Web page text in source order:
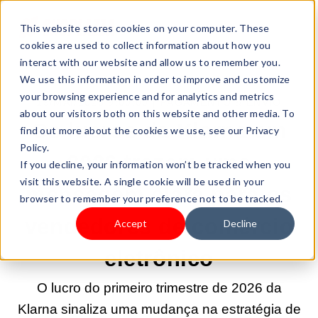
This website stores cookies on your computer. These
cookies are used to collect information about how you
interact with our website and allow us to remember you.
We use this information in order to improve and customize
your browsing experience and for analytics and metrics
about our visitors both on this website and other media. To
find out more about the cookies we use, see our Privacy
Policy.
If you decline, your information won’t be tracked when you
visit this website. A single cookie will be used in your
browser to remember your preference not to be tracked.
Accept Decline
19/MAI/2026 9:00:00 | PAGAMENTO & ENVIO
Os lucros da Klarna em
2026 trazem uma
mensagem clara para os
vendedores de comércio
eletrônico
O lucro do primeiro trimestre de 2026 da
Klarna sinaliza uma mudança na estratégia de